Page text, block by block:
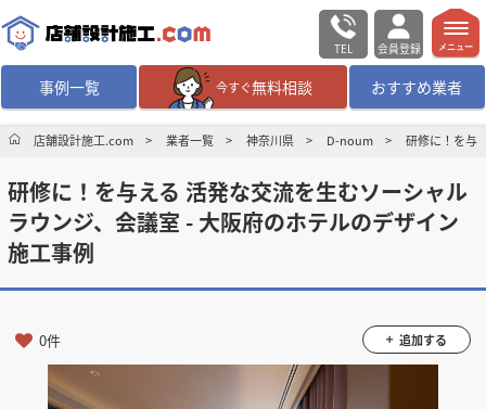
TEL 会員登録
事例一覧 今すぐ無料相談 おすすめ業者
無料相談 ログイン／会員登録
デザイン設計・施工業者を探す
店舗・商業施設の
店舗設計施工.comとは
メニュー
店舗設計施工.com 業者一覧 神奈川県 D-noum 研修に！を与
研修に！を与える 活発な交流を生むソーシャル
ラウンジ、会議室 - 大阪府のホテルのデザイン
施工事例
0件 追加する